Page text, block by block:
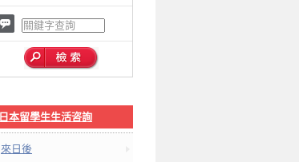
日本留學生生活咨詢
來日後